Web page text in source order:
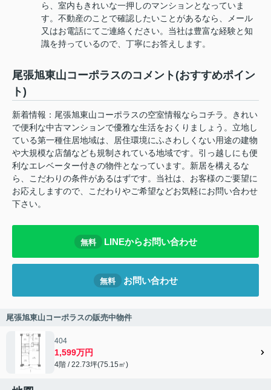
ら、室内もきれいな一押しのマンションとなっていま
す。不動産のことで確認したいことがあるなら、メール
又はお電話にてご連絡ください。当社は豊富な経験と知
識を持っているので、丁寧にお答えします。
尾張旭東山コーポラスのコメント(おすすめポイン
ト)
新着情報：尾張旭東山コーポラスの空室情報ならコチラ。きれい
で便利な中古マンションで優雅な生活をおくりましょう。立地し
ている第一種住居地域は、居住環境にふさわしくない用途の建物
や大規模な店舗なども規制されている地域です。引っ越しにも便
利なエレベーター付きの物件となっています。新居を構えるな
ら、こだわりの条件があるはずです。当社は、お客様のご要望に
お応えしますので、こだわりやご希望などお気軽にお問い合わせ
下さい。
無料 LINEからお問い合わせ
無料 お問い合わせ
尾張旭東山コーポラスの販売中物件
404
1,599万円
4階 / 22.73坪(75.15㎡)